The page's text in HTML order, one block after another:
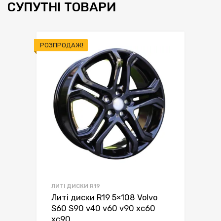
СУПУТНІ ТОВАРИ
РОЗПРОДАЖ!
ЛИТІ ДИСКИ R19
Литі диски R19 5×108 Volvo
S60 S90 v40 v60 v90 xc60